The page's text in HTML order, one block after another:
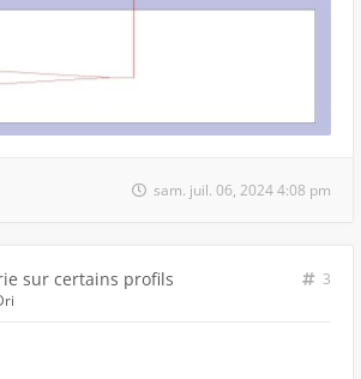
sam. juil. 06, 2024 4:08 pm
sur certains profils
3